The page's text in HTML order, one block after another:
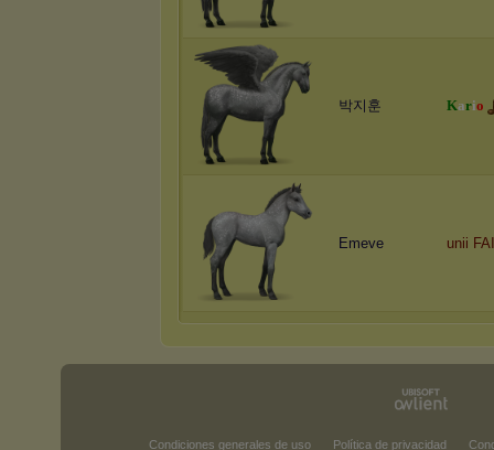
박지훈 Kario
Emeve unii
Condiciones generales de uso Política de privacidad